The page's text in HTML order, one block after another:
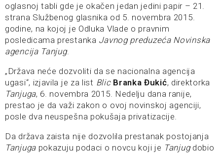
oglasnoj tabli gde je okačen jedan jedini papir – 21.
strana Službenog glasnika od 5. novembra 2015.
godine, na kojoj je Odluka Vlade o pravnim
posledicama prestanka Javnog preduzeća Novinska
agencija Tanjug.
„Država neće dozvoliti da se nacionalna agencija
ugasi“, izjavila je za list Blic Branka Đukić, direktorka
Tanjuga, 6. novembra 2015. Nedelju dana ranije,
prestao je da važi zakon o ovoj novinskoj agenciji,
posle dva neuspešna pokušaja privatizacije.
Da država zaista nije dozvolila prestanak postojanja
Tanjuga pokazuju podaci o novcu koji je Tanjug dobio